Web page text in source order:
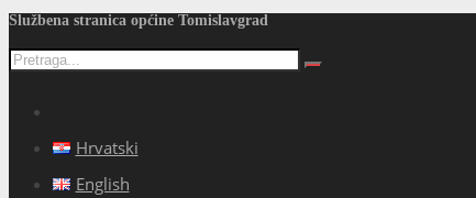
Službena stranica općine Tomislavgrad
Hrvatski
English